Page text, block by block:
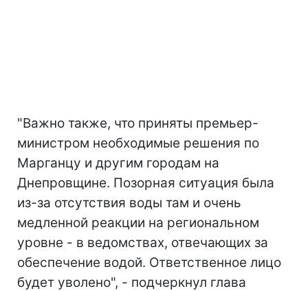
"Важно также, что приняты премьер-
министром необходимые решения по
Марганцу и другим городам на
Днепровщине. Позорная ситуация была
из-за отсутствия воды там и очень
медленной реакции на региональном
уровне - в ведомствах, отвечающих за
обеспечение водой. Ответственное лицо
будет уволено", - подчеркнул глава